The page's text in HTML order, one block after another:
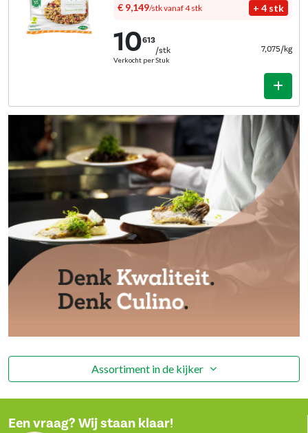
€ 9,149/stkvanaf 4 stk + 4 stk
10613
/stk
7,075/kg
Verkocht per Stuk
Assortiment in de kijker
Een vraag? Wij staan klaar!